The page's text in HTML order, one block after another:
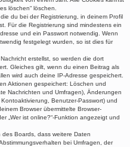
löschen“ löschen.
du bei der Registrierung, in deinem Profil
Für die Registrierung sind mindestens ein
und ein Passwort notwendig. Wenn
festgelegt wurden, so ist dies für
erstellst, so werden die dort
Gleiches gilt, wenn du einen Beitrag als
wird auch deine IP-Adresse gespeichert.
Aktionen gespeichert: Löschen und
Nachrichten und Umfragen), Änderungen
Benutzer-Passwort) und
Browser übermittelte Browser-
„Wer ist online?“-Funktion angezeigt und
Boards, dass weitere Daten
bei Umfragen, der